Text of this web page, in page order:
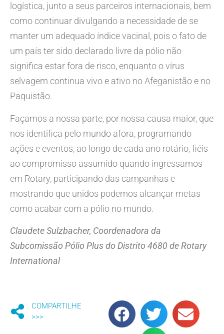
logística, junto a seus parceiros internacionais, bem
como continuar divulgando a necessidade de se
manter um adequado índice vacinal, pois o fato de
um país ter sido declarado livre da pólio não
significa estar fora de risco, enquanto o vírus
selvagem continua vivo e ativo no Afeganistão e no
Paquistão.
Façamos a nossa parte, por nossa causa maior, que
nos identifica pelo mundo afora, programando
ações e eventos, ao longo de cada ano rotário, fiéis
ao compromisso assumido quando ingressamos
em Rotary, participando das campanhas e
mostrando que unidos podemos alcançar metas
como acabar com a pólio no mundo.
Claudete Sulzbacher, Coordenadora da
Subcomissão Pólio Plus do Distrito 4680 de Rotary
International
COMPARTILHE
>>>